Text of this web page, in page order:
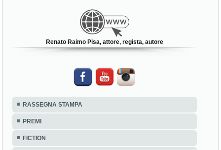
Renato Raimo Pisa, attore, regista, autore
RASSEGNA STAMPA
PREMI
FICTION